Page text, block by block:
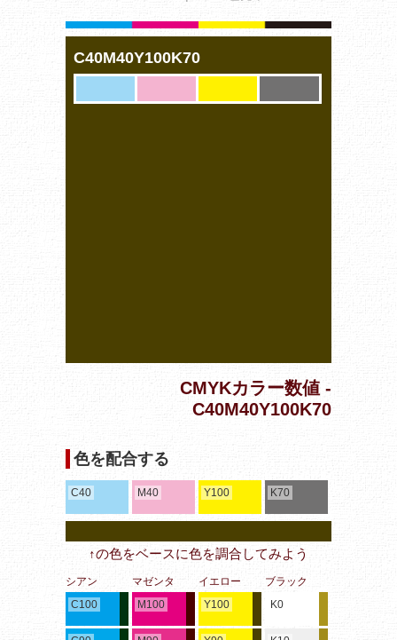
C40M40Y100K70
CMYKカラー数値 -
C40M40Y100K70
色を配合する
C40 M40 Y100 K70
↑の色をベースに色を調合してみよう
シアン
C100
マゼンタ
M100
イエロー
Y100
ブラック
K0